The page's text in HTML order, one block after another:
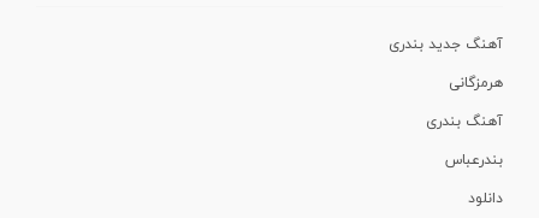
آهنگ جدید بندری
هرمزگانی
آهنگ بندری
بندرعباس
دانلود